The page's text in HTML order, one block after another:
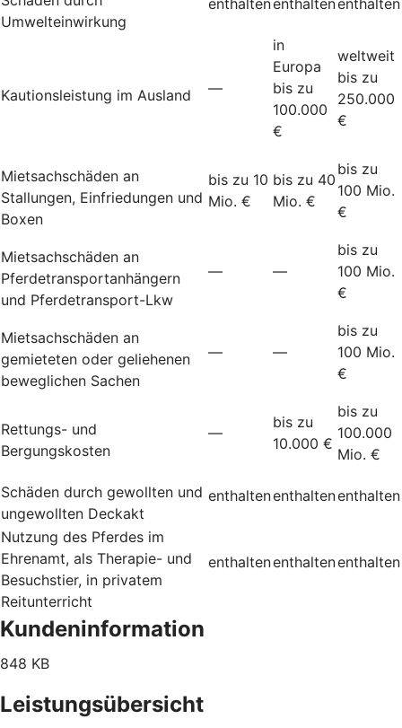
Umwelteinwirkung
Kautionsleistung im Ausland —
in
Europa
bis zu
100.000
€
weltweit
bis zu
250.000
€
Mietsachschäden an
Stallungen, Einfriedungen und
Boxen
bis zu 10
Mio. €
bis zu 40
Mio. €
bis zu
100 Mio.
€
Mietsachschäden an
Pferdetransportanhängern
und Pferdetransport-Lkw
— —
bis zu
100 Mio.
€
Mietsachschäden an
gemieteten oder geliehenen
beweglichen Sachen
— —
bis zu
100 Mio.
€
Rettungs- und
Bergungskosten
—
bis zu
10.000 €
bis zu
100.000
Mio. €
Schäden durch gewollten und
ungewollten Deckakt
enthaltenenthaltenenthalten
Nutzung des Pferdes im
Ehrenamt, als Therapie- und
Besuchstier, in privatem
Reitunterricht
enthaltenenthaltenenthalten
Kundeninformation
848 KB
Leistungsübersicht